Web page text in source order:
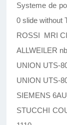
Systeme de
0 slide without
ROSSI MRI
ALLWEILER
UNION UTS-
UNION UTS-
SIEMENS
STUCCHI